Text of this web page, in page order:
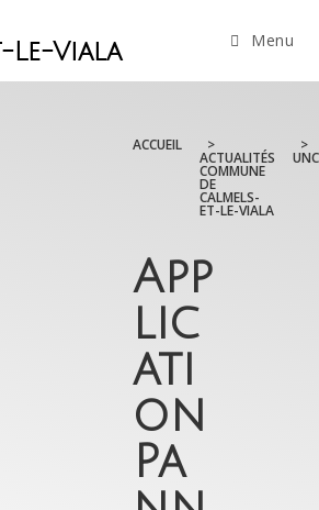
Le-Viala Menu
ACCUEIL >
ACTUALITÉS
COMMUNE
DE
CALMELS-
ET-LE-VIALA
>
App
lic
ati
on
Pa